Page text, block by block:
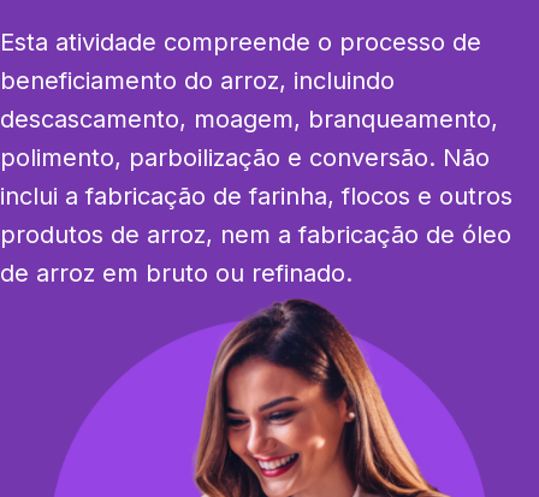
Esta atividade compreende o processo de
beneficiamento do arroz, incluindo
descascamento, moagem, branqueamento,
polimento, parboilização e conversão. Não
inclui a fabricação de farinha, flocos e outros
produtos de arroz, nem a fabricação de óleo
de arroz em bruto ou refinado.